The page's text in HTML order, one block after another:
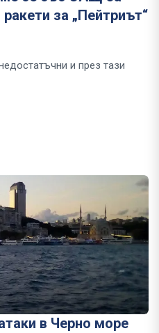
за „Пейтриът“
и през тази
в Черно море